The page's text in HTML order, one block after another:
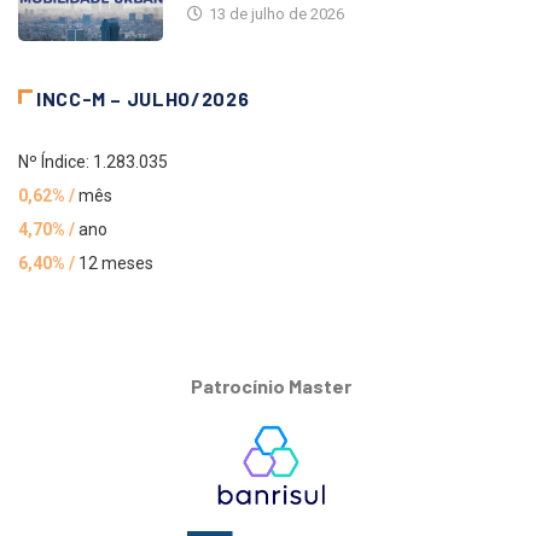
13 de julho de 2026
INCC-M – JULHO/2026
Nº Índice: 1.283.035
0,62% /mês
4,70% /ano
6,40% / 12 meses
Patrocínio Master